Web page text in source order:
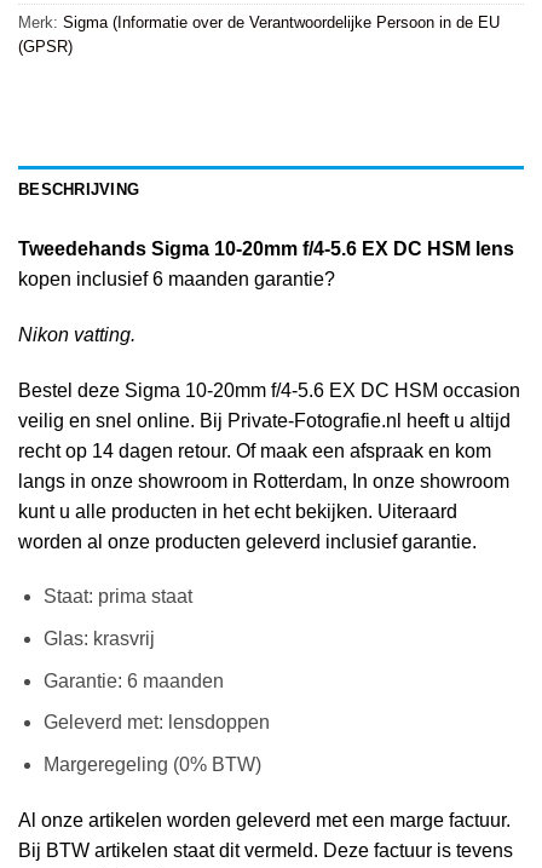
Merk: Sigma (Informatie over de Verantwoordelijke Persoon in de EU
(GPSR)
BESCHRIJVING
Tweedehands Sigma 10-20mm f/4-5.6 EX DC HSM lens
kopen inclusief 6 maanden garantie?
Nikon vatting.
Bestel deze Sigma 10-20mm f/4-5.6 EX DC HSM occasion
veilig en snel online. Bij Private-Fotografie.nl heeft u altijd
recht op 14 dagen retour. Of maak een afspraak en kom
langs in onze showroom in Rotterdam, In onze showroom
kunt u alle producten in het echt bekijken. Uiteraard
worden al onze producten geleverd inclusief garantie.
Staat: prima staat
Glas: krasvrij
Garantie: 6 maanden
Geleverd met: lensdoppen
Margeregeling (0% BTW)
Al onze artikelen worden geleverd met een marge factuur.
Bij BTW artikelen staat dit vermeld. Deze factuur is tevens